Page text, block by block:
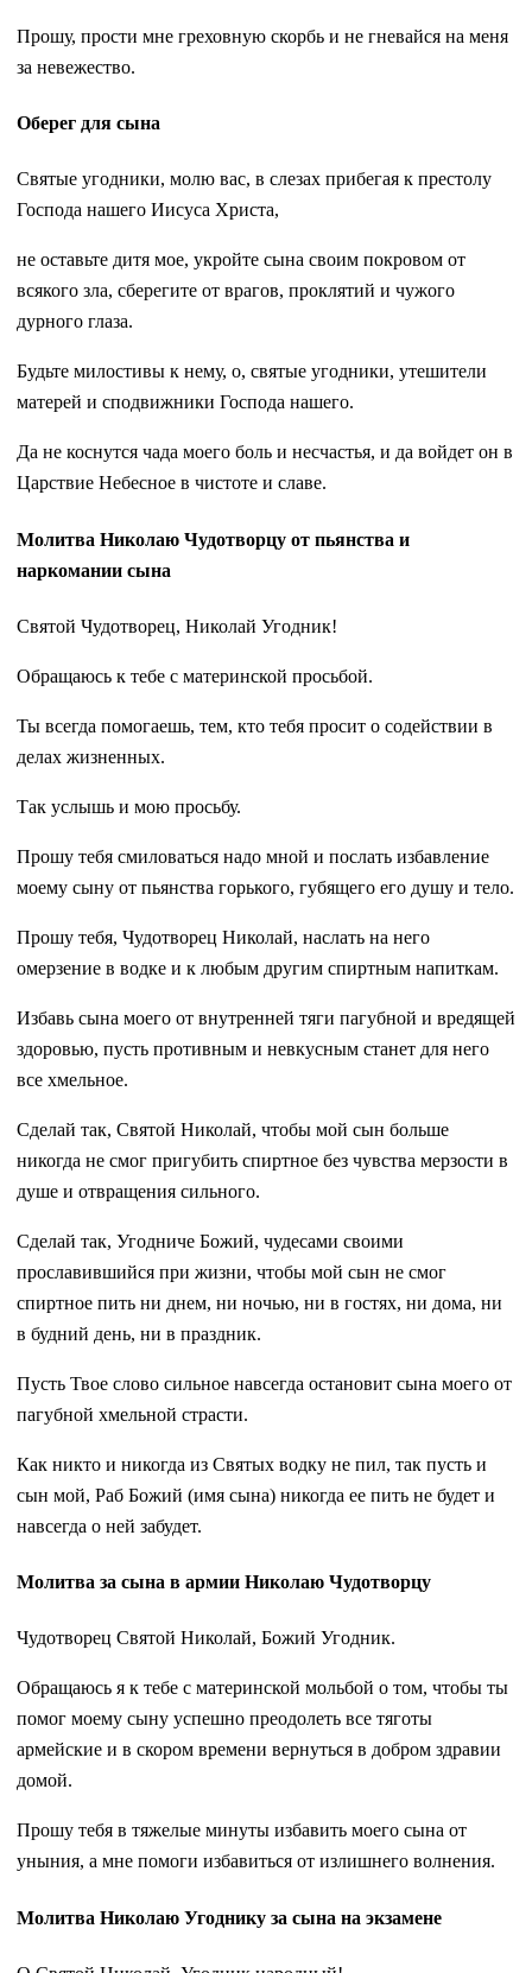
Прошу, прости мне греховную скорбь и не гневайся на меня
за невежество.
Оберег для сына
Святые угодники, молю вас, в слезах прибегая к престолу
Господа нашего Иисуса Христа,
не оставьте дитя мое, укройте сына своим покровом от
всякого зла, сберегите от врагов, проклятий и чужого
дурного глаза.
Будьте милостивы к нему, о, святые угодники, утешители
матерей и сподвижники Господа нашего.
Да не коснутся чада моего боль и несчастья, и да войдет он в
Царствие Небесное в чистоте и славе.
Молитва Николаю Чудотворцу от пьянства и
наркомании сына
Святой Чудотворец, Николай Угодник!
Обращаюсь к тебе с материнской просьбой.
Ты всегда помогаешь, тем, кто тебя просит о содействии в
делах жизненных.
Так услышь и мою просьбу.
Прошу тебя смиловаться надо мной и послать избавление
моему сыну от пьянства горького, губящего его душу и тело.
Прошу тебя, Чудотворец Николай, наслать на него
омерзение в водке и к любым другим спиртным напиткам.
Избавь сына моего от внутренней тяги пагубной и вредящей
здоровью, пусть противным и невкусным станет для него
все хмельное.
Сделай так, Святой Николай, чтобы мой сын больше
никогда не смог пригубить спиртное без чувства мерзости в
душе и отвращения сильного.
Сделай так, Угодниче Божий, чудесами своими
прославившийся при жизни, чтобы мой сын не смог
спиртное пить ни днем, ни ночью, ни в гостях, ни дома, ни
в будний день, ни в праздник.
Пусть Твое слово сильное навсегда остановит сына моего от
пагубной хмельной страсти.
Как никто и никогда из Святых водку не пил, так пусть и
сын мой, Раб Божий (имя сына) никогда ее пить не будет и
навсегда о ней забудет.
Молитва за сына в армии Николаю Чудотворцу
Чудотворец Святой Николай, Божий Угодник.
Обращаюсь я к тебе с материнской мольбой о том, чтобы ты
помог моему сыну успешно преодолеть все тяготы
армейские и в скором времени вернуться в добром здравии
домой.
Прошу тебя в тяжелые минуты избавить моего сына от
уныния, а мне помоги избавиться от излишнего волнения.
Молитва Николаю Угоднику за сына на экзамене